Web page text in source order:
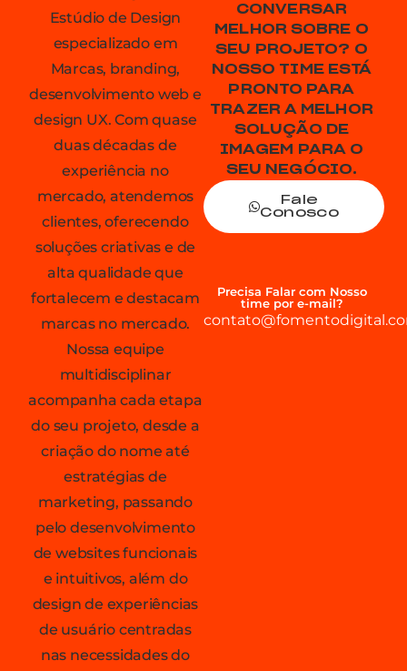
Estúdio de Design
especializado em
Marcas, branding,
desenvolvimento web e
design UX. Com quase
duas décadas de
experiência no
mercado, atendemos
clientes, oferecendo
soluções criativas e de
alta qualidade que
fortalecem e destacam
marcas no mercado.
Nossa equipe
multidisciplinar
acompanha cada etapa
do seu projeto, desde a
criação do nome até
estratégias de
marketing, passando
pelo desenvolvimento
de websites funcionais
e intuitivos, além do
design de experiências
de usuário centradas
nas necessidades do
CONVERSAR
MELHOR SOBRE O
SEU PROJETO? O
NOSSO TIME ESTÁ
PRONTO PARA
TRAZER A MELHOR
SOLUÇÃO DE
IMAGEM PARA O
SEU NEGÓCIO.
Fale
Conosco
Precisa Falar com Nosso
time por e-mail?